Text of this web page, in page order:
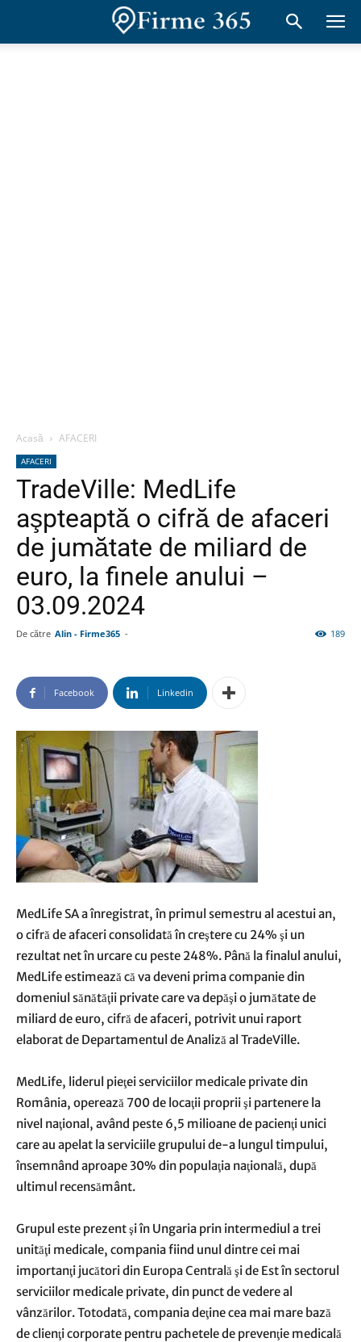
Acasă AFACERI
AFACERI
TradeVille: MedLife
aşpteaptă o cifră de afaceri
de jumătate de miliard de
euro, la finele anului –
03.09.2024
De către Alin - Firme365 - 189
Facebook Linkedin
MedLife SA a înregistrat, în primul semestru al acestui an,
o cifră de afaceri consolidată în creştere cu 24% şi un
rezultat net în urcare cu peste 248%. Până la finalul anului,
MedLife estimează că va deveni prima companie din
domeniul sănătăţii private care va depăşi o jumătate de
miliard de euro, cifră de afaceri, potrivit unui raport
elaborat de Departamentul de Analiză al TradeVille.
MedLife, liderul pieţei serviciilor medicale private din
România, operează 700 de locaţii proprii şi partenere la
nivel naţional, având peste 6,5 milioane de pacienţi unici
care au apelat la serviciile grupului de-a lungul timpului,
însemnând aproape 30% din populaţia naţională, după
ultimul recensământ.
Grupul este prezent şi în Ungaria prin intermediul a trei
unităţi medicale, compania fiind unul dintre cei mai
importanţi jucători din Europa Centrală şi de Est în sectorul
serviciilor medicale private, din punct de vedere al
vânzărilor. Totodată, compania deţine cea mai mare bază
de clienţi corporate pentru pachetele de prevenţie medicală